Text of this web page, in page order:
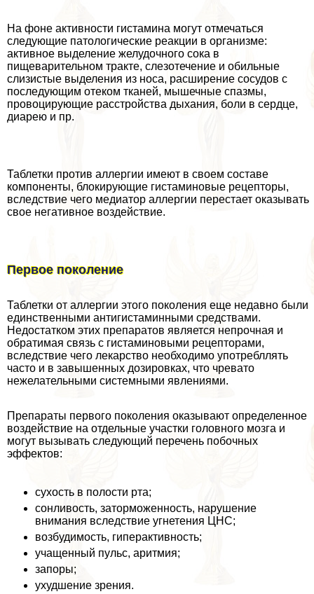
На фоне активности гистамина могут отмечаться
следующие патологические реакции в организме:
активное выделение желудочного сока в
пищеварительном тpaкте, слезотечение и обильные
слизистые выделения из носа, расширение сосудов с
последующим отеком тканей, мышечные спазмы,
провоцирующие расстройства дыхания, боли в сердце,
диарею и пр.
Таблетки против аллергии имеют в своем составе
компоненты, блокирующие гистаминовые рецепторы,
вследствие чего медиатор аллергии перестает оказывать
свое негативное воздействие.
Первое поколение
Таблетки от аллергии этого поколения еще недавно были
единственными антигистаминными средствами.
Недостатком этих препаратов является непрочная и
обратимая связь с гистаминовыми рецепторами,
вследствие чего лекарство необходимо употрeбллять
часто и в завышенных дозировках, что чревато
нежелательными системными явлениями.
Препараты первого поколения оказывают определенное
воздействие на отдельные участки головного мозга и
могут вызывать следующий перечень побочных
эффектов:
сухость в полости рта;
сонливость, заторможенность, нарушение
внимания вследствие угнетения ЦНС;
возбудимость, гипеpaктивность;
учащенный пульс, аритмия;
запоры;
ухудшение зрения.